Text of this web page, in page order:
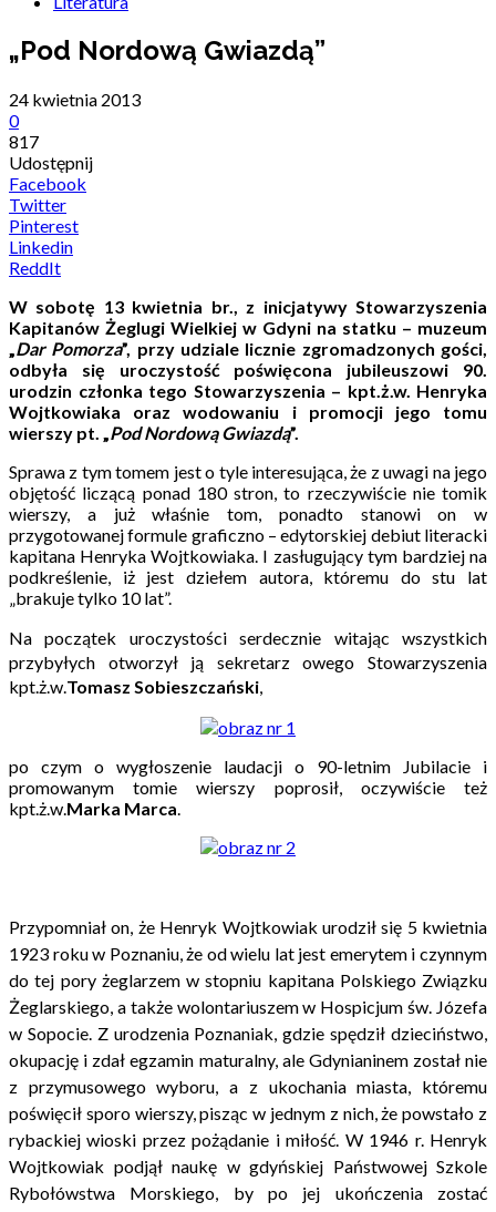
„Pod Nordową Gwiazdą”
24 kwietnia 2013
0
817
Udostępnij
Facebook
Twitter
Pinterest
Linkedin
ReddIt
W sobotę 13 kwietnia br., z inicjatywy Stowarzyszenia
Kapitanów Żeglugi Wielkiej w Gdyni na statku – muzeum
„Dar Pomorza”, przy udziale licznie zgromadzonych gości,
odbyła się uroczystość poświęcona jubileuszowi 90.
urodzin członka tego Stowarzyszenia – kpt.ż.w. Henryka
Wojtkowiaka oraz wodowaniu i promocji jego tomu
wierszy pt. „Pod Nordową Gwiazdą”.
Sprawa z tym tomem jest o tyle interesująca, że z uwagi na jego
objętość liczącą ponad 180 stron, to rzeczywiście nie tomik
wierszy, a już właśnie tom, ponadto stanowi on w
przygotowanej formule graficzno – edytorskiej debiut literacki
kapitana Henryka Wojtkowiaka. I zasługujący tym bardziej na
podkreślenie, iż jest dziełem autora, któremu do stu lat
„brakuje tylko 10 lat”.
Na początek uroczystości serdecznie witając wszystkich
przybyłych otworzył ją sekretarz owego Stowarzyszenia
kpt.ż.w.Tomasz Sobieszczański,
po czym o wygłoszenie laudacji o 90-letnim Jubilacie i
promowanym tomie wierszy poprosił, oczywiście też
kpt.ż.w.Marka Marca.
Przypomniał on, że Henryk Wojtkowiak urodził się 5 kwietnia
1923 roku w Poznaniu, że od wielu lat jest emerytem i czynnym
do tej pory żeglarzem w stopniu kapitana Polskiego Związku
Żeglarskiego, a także wolontariuszem w Hospicjum św. Józefa
w Sopocie. Z urodzenia Poznaniak, gdzie spędził dzieciństwo,
okupację i zdał egzamin maturalny, ale Gdynianinem został nie
z przymusowego wyboru, a z ukochania miasta, któremu
poświęcił sporo wierszy, pisząc w jednym z nich, że powstało z
rybackiej wioski przez pożądanie i miłość. W 1946 r. Henryk
Wojtkowiak podjął naukę w gdyńskiej Państwowej Szkole
Rybołówstwa Morskiego, by po jej ukończenia zostać